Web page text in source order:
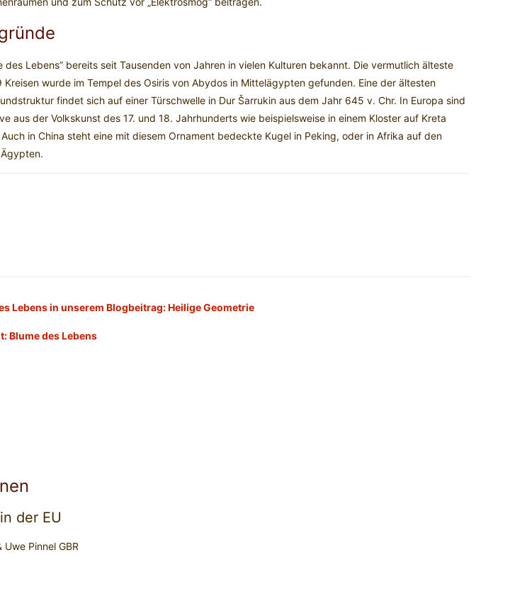
des Lebens” bereits seit Tausenden von Jahren in vielen Kulturen bekannt. Die vermutlich älteste
Kreisen wurde im Tempel des Osiris von Abydos in Mittelägypten gefunden. Eine der ältesten
findet sich auf einer Türschwelle in Dur Šarrukin aus dem Jahr 645 v. Chr. In Europa sind
aus der Volkskunst des 17. und 18. Jahrhunderts wie beispielsweise in einem Kloster auf Kreta
in China steht eine mit diesem Ornament bedeckte Kugel in Peking, oder in Afrika auf den
Lebens in unserem Blogbeitrag: Heilige Geometrie
Blume des Lebens
der EU
Uwe Pinnel GBR